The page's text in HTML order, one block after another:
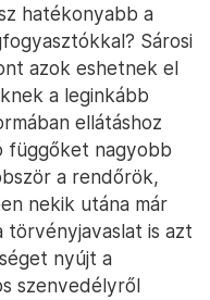
hatékonyabb a
Sárosi
azok eshetnek el
a leginkább
ellátáshoz
függőket nagyobb
a rendőrök,
nekik utána már
törvényjavaslat is azt
nyújt a
szenvedélyről